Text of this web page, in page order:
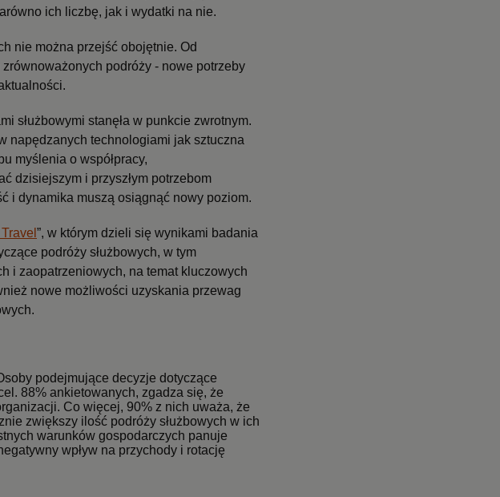
ich liczbę, jak i wydatki na nie.
nie można przejść obojętnie. Od
podróży - nowe potrzeby
służbowymi stanęła w punkcie zwrotnym.
napędzanych technologiami jak sztuczna
myślenia o współpracy,
dzisiejszym i przyszłym potrzebom
i dynamika muszą osiągnąć nowy poziom.
”, w którym dzieli się wynikami badania
podróży służbowych, w tym
i zaopatrzeniowych, na temat kluczowych
nowe możliwości uzyskania przewag
podejmujące decyzje dotyczące
88% ankietowanych, zgadza się, że
Co więcej, 90% z nich uważa, że
zwiększy ilość podróży służbowych w ich
warunków gospodarczych panuje
wpływ na przychody i rotację